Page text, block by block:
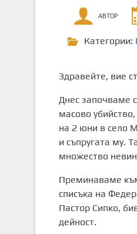
АВТОР
Категории:
Здравейте, вие
Днес започваме
масово
на 2 юни в село
и съпругата му.
множество
Преминаваме
списъка на
Пастор Сипко,
дейност.